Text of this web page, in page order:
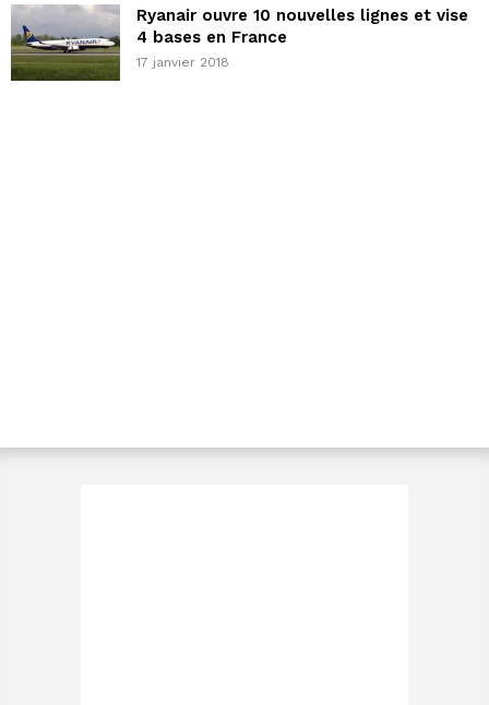
Ryanair ouvre 10 nouvelles lignes et vise
4 bases en France
17 janvier 2018